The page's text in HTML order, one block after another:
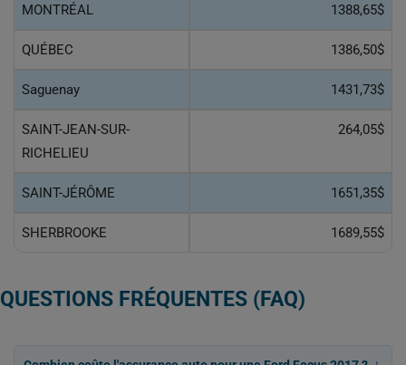
MONTRÉAL 1388,65$
QUÉBEC 1386,50$
Saguenay 1431,73$
SAINT-JEAN-SUR-
RICHELIEU
264,05$
SAINT-JÉRÔME 1651,35$
SHERBROOKE 1689,55$
QUESTIONS FRÉQUENTES (FAQ)